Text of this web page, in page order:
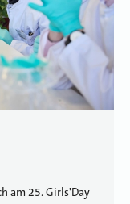
am 25. Girls'Day